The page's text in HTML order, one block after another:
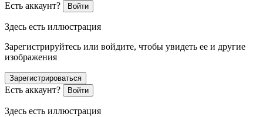
Есть аккаунт? Войти
Здесь есть иллюстрация
Зарегистрируйтесь или войдите, чтобы увидеть ее и другие
изображения
Зарегистрироваться
Есть аккаунт? Войти
Здесь есть иллюстрация